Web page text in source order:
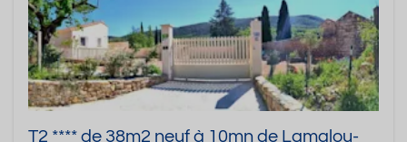
T2 **** de 38m2 neuf à 10mn de Lamalou-